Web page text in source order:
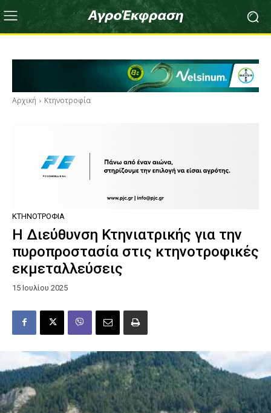
Αρχική Κτηνοτροφία
ΚΤΗΝΟΤΡΟΦΊΑ
Η Διεύθυνση Κτηνιατρικής για την
πυροπροστασία στις κτηνοτροφικές
εκμεταλλεύσεις
15 Ιουλίου 2025